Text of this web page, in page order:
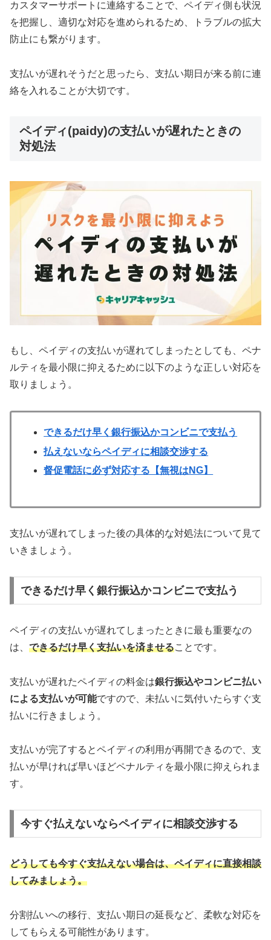
カスタマーサポートに連絡することで、ペイディ側も状況
を把握し、適切な対応を進められるため、トラブルの拡大
防止にも繋がります。
支払いが遅れそうだと思ったら、支払い期日が来る前に連
絡を入れることが大切です。
ペイディ(paidy)の支払いが遅れたときの
対処法
もし、ペイディの支払いが遅れてしまったとしても、ペナ
ルティを最小限に抑えるために以下のような正しい対応を
取りましょう。
できるだけ早く銀行振込かコンビニで支払う
払えないならペイディに相談交渉する
督促電話に必ず対応する【無視はNG】
支払いが遅れてしまった後の具体的な対処法について見て
いきましょう。
できるだけ早く銀行振込かコンビニで支払う
ペイディの支払いが遅れてしまったときに最も重要なの
は、 できるだけ早く支払いを済ませることです。
支払いが遅れたペイディの料金は銀行振込やコンビニ払い
による支払いが可能ですので、未払いに気付いたらすぐ支
払いに行きましょう。
支払いが完了するとペイディの利用が再開できるので、支
払いが早ければ早いほどペナルティを最小限に抑えられま
す。
今すぐ払えないならペイディに相談交渉する
どうしても今すぐ支払えない場合は、ペイディに直接相談
してみましょう。
分割払いへの移行、支払い期日の延長など、柔軟な対応を
してもらえる可能性があります。